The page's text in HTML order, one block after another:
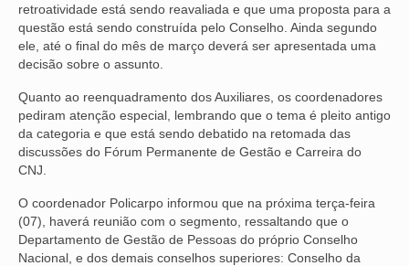
CONVÊNIOS
SINDICALIZE-SE
JURÍDICO
NÚCLEOS
AGENTES DE POLÍCIA JUDICIAL
ANALISTAS JUDICIÁRIOS
retroatividade está sendo reavaliada e que uma proposta para a
questão está sendo construída pelo Conselho. Ainda segundo
ele, até o final do mês de março deverá ser apresentada uma
decisão sobre o assunto.
Quanto ao reenquadramento dos Auxiliares, os coordenadores
pediram atenção especial, lembrando que o tema é pleito antigo
da categoria e que está sendo debatido na retomada das
discussões do Fórum Permanente de Gestão e Carreira do
CNJ.
O coordenador Policarpo informou que na próxima terça-feira
(07), haverá reunião com o segmento, ressaltando que o
Departamento de Gestão de Pessoas do próprio Conselho
Nacional, e dos demais conselhos superiores: Conselho da